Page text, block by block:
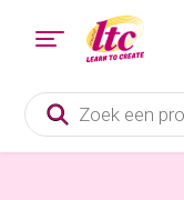
Producten
zoeken